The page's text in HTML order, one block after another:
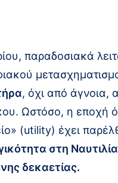
παραδοσιακά
, όχι από άγνοια,
Ωστόσο, η εποχή
(utility) έχει
στη Ναυτιλία
δεκαετίας.